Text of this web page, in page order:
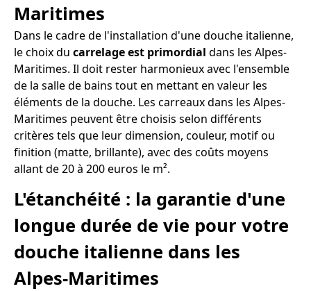
Maritimes
Dans le cadre de l'installation d'une douche italienne,
le choix du carrelage est primordial dans les Alpes-
Maritimes. Il doit rester harmonieux avec l'ensemble
de la salle de bains tout en mettant en valeur les
éléments de la douche. Les carreaux dans les Alpes-
Maritimes peuvent être choisis selon différents
critères tels que leur dimension, couleur, motif ou
finition (matte, brillante), avec des coûts moyens
allant de 20 à 200 euros le m².
L'étanchéité : la garantie d'une
longue durée de vie pour votre
douche italienne dans les
Alpes-Maritimes